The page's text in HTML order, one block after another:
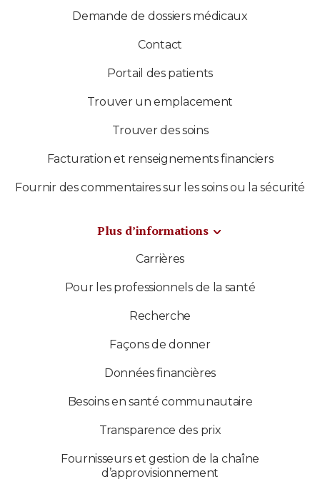
Demande de dossiers médicaux
Contact
Portail des patients
Trouver un emplacement
Trouver des soins
Facturation et renseignements financiers
Fournir des commentaires sur les soins ou la sécurité
Plus d’informations
Carrières
Pour les professionnels de la santé
Recherche
Façons de donner
Données financières
Besoins en santé communautaire
Transparence des prix
Fournisseurs et gestion de la chaîne
d’approvisionnement